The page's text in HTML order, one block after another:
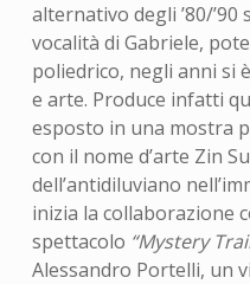
alternativo degli ’80/
vocalità di Gabriele,
poliedrico, negli anni si
e arte. Produce infatti
esposto in una mostra
con il nome d’arte Zin
dell’antidiluviano
inizia la collaborazione
spettacolo “Mystery
Alessandro Portelli, un